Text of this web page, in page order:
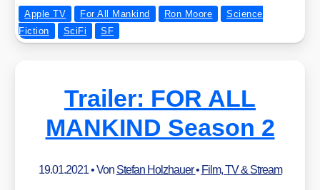
Apple TV For All Mankind Ron Moore
Science
Fiction
SciFi SF
Trailer: FOR ALL
MANKIND Season 2
19.01.2021• Von Stefan Holzhauer• Film, TV & Stream